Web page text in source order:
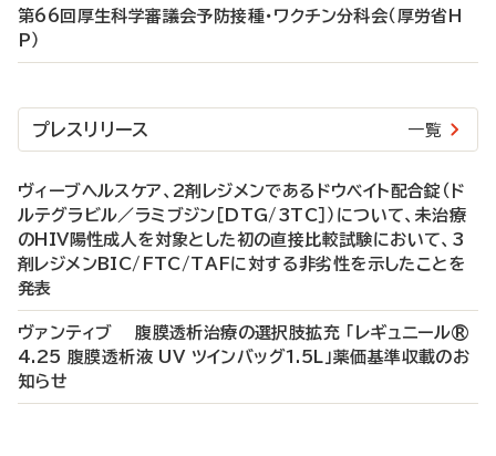
第66回厚生科学審議会予防接種・ワクチン分科会（厚労省H
P）
プレスリリース 一覧
ヴィーブヘルスケア、2剤レジメンであるドウベイト配合錠（ド
ルテグラビル／ラミブジン［DTG/3TC］）について、未治療
のHIV陽性成人を対象とした初の直接比較試験において、3
剤レジメンBIC/FTC/TAFに対する非劣性を示したことを
発表
ヴァンティブ 腹膜透析治療の選択肢拡充 「レギュニール®
4.25 腹膜透析液 UV ツインバッグ1.5L」薬価基準収載のお
知らせ